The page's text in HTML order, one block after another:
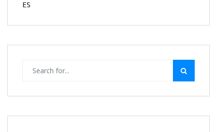
ES